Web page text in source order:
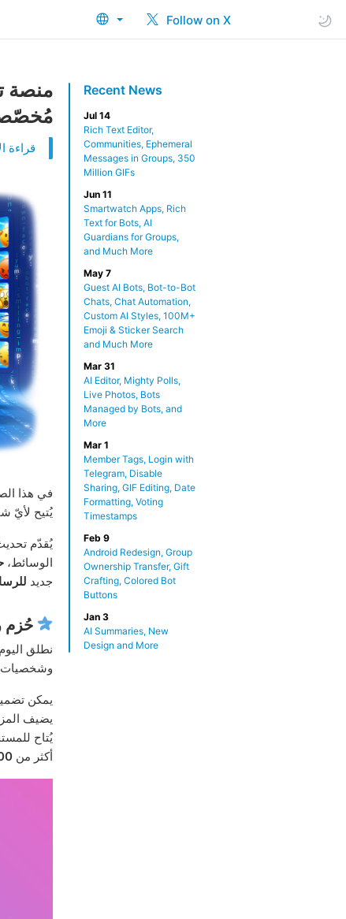
Follow on X
Recent News
Jul 14
Rich Text Editor,
Communities, Ephemeral
Messages in Groups, 350
Million GIFs
Jun 11
Smartwatch Apps, Rich
Text for Bots, AI
Guardians for Groups,
and Much More
May 7
Guest AI Bots, Bot-to-Bot
Chats, Chat Automation,
Custom AI Styles, 100M+
Emoji & Sticker Search
and Much More
Mar 31
AI Editor, Mighty Polls,
Live Photos, Bots
Managed by Bots, and
More
Mar 1
Member Tags, Login with
Telegram, Disable
Sharing, GIF Editing, Date
Formatting, Voting
Timestamps
Feb 9
Android Redesign, Group
Ownership Transfer, Gift
Crafting, Colored Bot
Buttons
Jan 3
AI Summaries, New
Design and More
منصة
قراءة
في هذا
يُتيح لأيّ
يُقدّم
الوسائط،
جديد
حُزم
نطلق اليوم
وشخصيات
يمكن
يضيف
يُتاح
أكثر من 500 رمز